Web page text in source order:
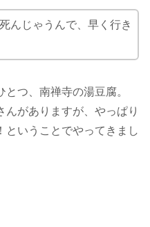
んじゃうんで、早く行き
つ、南禅寺の湯豆腐。
がありますが、やっぱり
ということでやってきまし